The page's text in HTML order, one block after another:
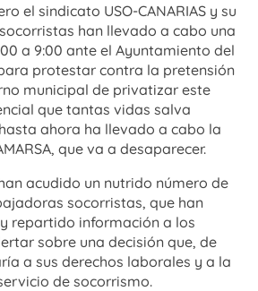
el sindicato USO-CANARIAS y su
han llevado a cabo una
a 9:00 ante el Ayuntamiento del
protestar contra la pretensión
municipal de privatizar este
que tantas vidas salva
ahora ha llevado a cabo la
que va a desaparecer.
acudido un nutrido número de
socorristas, que han
repartido información a los
sobre una decisión que, de
a sus derechos laborales y a la
de socorrismo.